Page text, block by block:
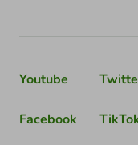
Youtube
Facebook